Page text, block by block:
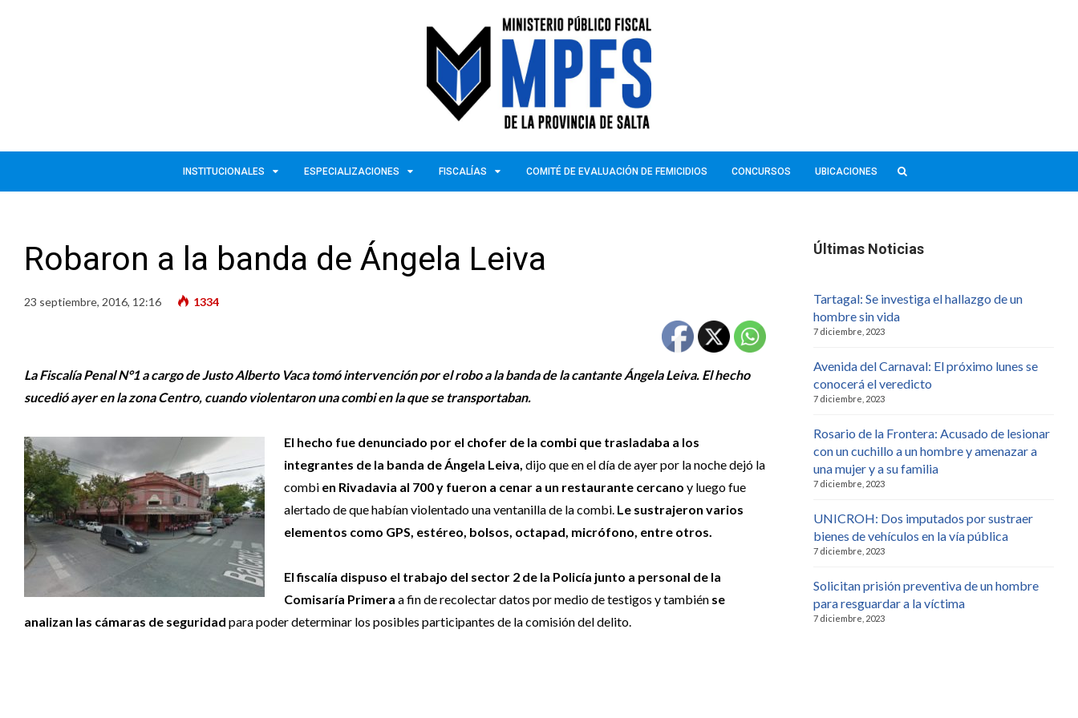
INSTITUCIONALES ESPECIALIZACIONES FISCALÍAS COMITÉ DE EVALUACIÓN DE FEMICIDIOS CONCURSOS UBICACIONES
Robaron a la banda de Ángela Leiva
23 septiembre, 2016, 12:16 1334
La Fiscalía Penal N°1 a cargo de Justo Alberto Vaca tomó intervención por el robo a la banda de la cantante Ángela Leiva. El hecho
sucedió ayer en la zona Centro, cuando violentaron una combi en la que se transportaban.
El hecho fue denunciado por el chofer de la combi que trasladaba a los
integrantes de la banda de Ángela Leiva, dijo que en el día de ayer por la noche dejó la
combi en Rivadavia al 700 y fueron a cenar a un restaurante cercano y luego fue
alertado de que habían violentado una ventanilla de la combi. Le sustrajeron varios
elementos como GPS, estéreo, bolsos, octapad, micrófono, entre otros.
El fiscalía dispuso el trabajo del sector 2 de la Policía junto a personal de la
Comisaría Primera a fin de recolectar datos por medio de testigos y también se
analizan las cámaras de seguridad para poder determinar los posibles participantes de la comisión del delito.
Últimas Noticias
Tartagal: Se investiga el hallazgo de un
hombre sin vida
7 diciembre, 2023
Avenida del Carnaval: El próximo lunes se
conocerá el veredicto
7 diciembre, 2023
Rosario de la Frontera: Acusado de lesionar
con un cuchillo a un hombre y amenazar a
una mujer y a su familia
7 diciembre, 2023
UNICROH: Dos imputados por sustraer
bienes de vehículos en la vía pública
7 diciembre, 2023
Solicitan prisión preventiva de un hombre
para resguardar a la víctima
7 diciembre, 2023